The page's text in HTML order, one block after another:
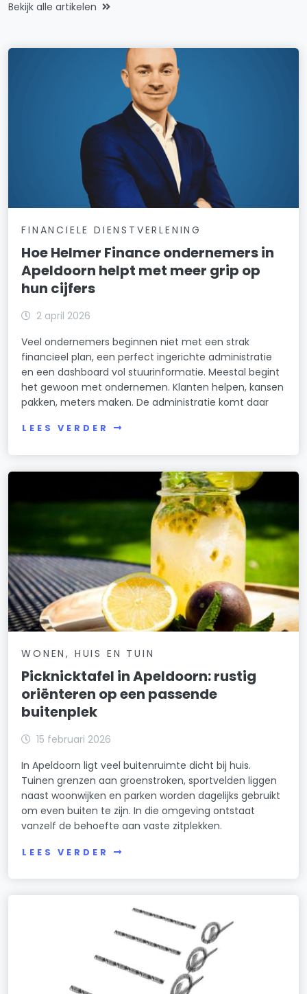
Bekijk alle artikelen
FINANCIELE DIENSTVERLENING
Hoe Helmer Finance ondernemers in
Apeldoorn helpt met meer grip op
hun cijfers
2 april 2026
Veel ondernemers beginnen niet met een strak
financieel plan, een perfect ingerichte administratie
en een dashboard vol stuurinformatie. Meestal begint
het gewoon met ondernemen. Klanten helpen, kansen
pakken, meters maken. De administratie komt daar
LEES VERDER
WONEN, HUIS EN TUIN
Picknicktafel in Apeldoorn: rustig
oriënteren op een passende
buitenplek
15 februari 2026
In Apeldoorn ligt veel buitenruimte dicht bij huis.
Tuinen grenzen aan groenstroken, sportvelden liggen
naast woonwijken en parken worden dagelijks gebruikt
om even buiten te zijn. In die omgeving ontstaat
vanzelf de behoefte aan vaste zitplekken.
LEES VERDER